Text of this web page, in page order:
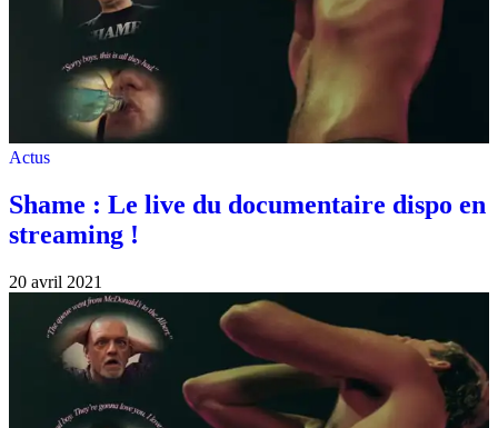
Actus
Shame : Le live du documentaire dispo en
streaming !
20 avril 2021